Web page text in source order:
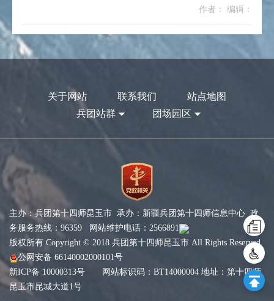
作者： 编辑：
关于网站 联系我们
站点地图
兵团站群
团场园区
主办：兵团第十四师昆玉市 承办：新疆兵团第十四师信息中心 政
务服务热线：96359 网站维护电话：2566891
版权所有 Copyright © 2018 兵团第十四师昆玉市 All Rights Reserved
公网安备 66140002000101号
新ICP备 10000313号 网站标识码：BT14000004 地址：第十四师
昆玉市昆城大道1号